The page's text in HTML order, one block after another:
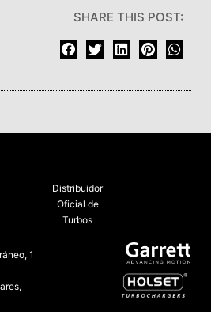
SHARE THIS POST:
Distribuidor
Oficial de
Turbos
1